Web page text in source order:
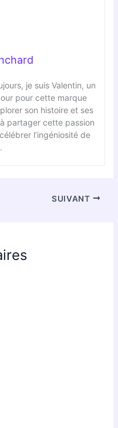
je suis Valentin, un
pour cette marque
son histoire et ses
partager cette passion
l’ingéniosité de
SUIVANT